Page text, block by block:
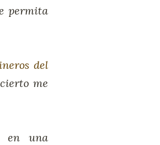
permita
del
me
en una